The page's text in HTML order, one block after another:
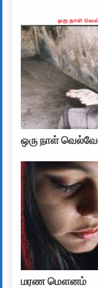
ஒரு நாள்
மரண மௌனம்